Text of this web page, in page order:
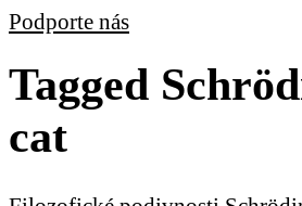
Podporte nás
Tagged
cat